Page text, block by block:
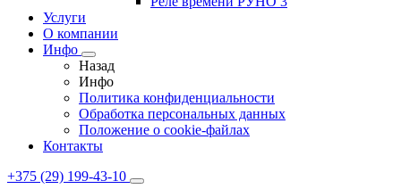
Услуги
О компании
Инфо
Назад
Инфо
Политика конфиденциальности
Обработка персональных данных
Положение о cookie-файлах
Контакты
+375 (29) 199-43-10